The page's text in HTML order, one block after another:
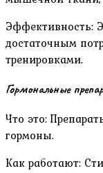
Эффективность:
достаточным
тренировками.
Гормональные
Что это:
гормоны.
Как работают: